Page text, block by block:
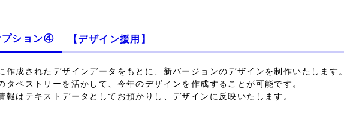
プション④ 【デザイン援用】
作成されたデザインデータをもとに、新バージョンのデザインを制作いたします。
タペストリーを活かして、今年のデザインを作成することが可能です。
報はテキストデータとしてお預かりし、デザインに反映いたします。